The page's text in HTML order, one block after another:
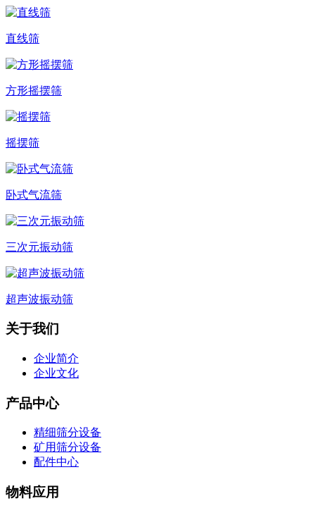
直线筛
方形摇摆筛
摇摆筛
卧式气流筛
三次元振动筛
超声波振动筛
关于我们
企业简介
企业文化
产品中心
精细筛分设备
矿用筛分设备
配件中心
物料应用